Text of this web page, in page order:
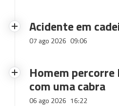
Acidente em
07 ago 2026 09:06
Homem
com uma cabra
06 ago 2026 16:22